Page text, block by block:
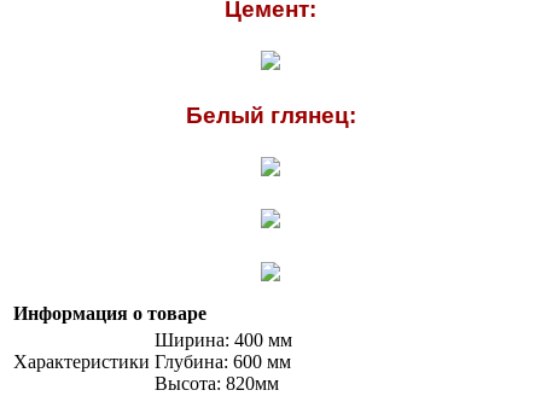
Цемент:
Белый глянец:
Информация о товаре
Характеристики
Ширина: 400 мм
Глубина: 600 мм
Высота: 820мм